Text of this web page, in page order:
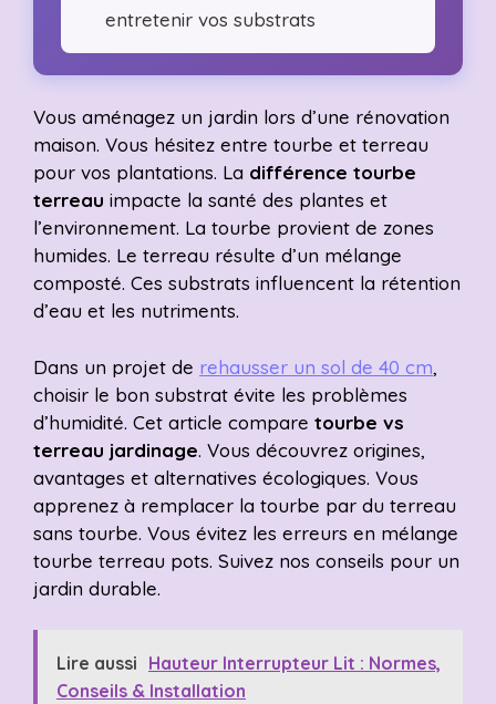
entretenir vos substrats
Vous aménagez un jardin lors d’une rénovation
maison. Vous hésitez entre tourbe et terreau
pour vos plantations. La différence tourbe
terreau impacte la santé des plantes et
l’environnement. La tourbe provient de zones
humides. Le terreau résulte d’un mélange
composté. Ces substrats influencent la rétention
d’eau et les nutriments.
Dans un projet de rehausser un sol de 40 cm,
choisir le bon substrat évite les problèmes
d’humidité. Cet article compare tourbe vs
terreau jardinage. Vous découvrez origines,
avantages et alternatives écologiques. Vous
apprenez à remplacer la tourbe par du terreau
sans tourbe. Vous évitez les erreurs en mélange
tourbe terreau pots. Suivez nos conseils pour un
jardin durable.
Lire aussi Hauteur Interrupteur Lit : Normes,
Conseils & Installation